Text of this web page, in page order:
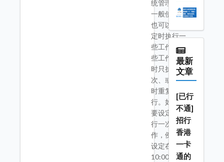
统管理者及
一般使用者
也可以设定
定时执行一
些工作，这
些工作可以
时只执行一
次、或是定
时重复执
行。如果是
要设定只执
行一次的工
作，例如，
设定在今天
10:00 时执
最新
文章
[已行
不通]
招行
香港
一卡
通的